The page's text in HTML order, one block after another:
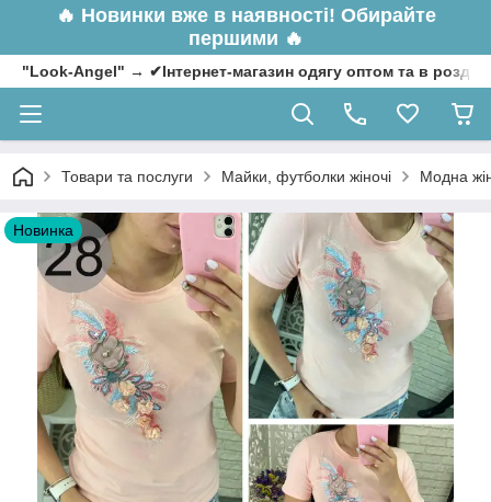
🔥 Новинки вже в наявності! Обирайте
першими 🔥
"Look-Angel" → ✔Інтернет-магазин одягу оптом та в
Товари та послуги Майки, футболки жіночі Модна
Новинка